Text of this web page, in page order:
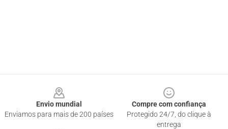
Envio mundial
Enviamos para mais de 200 países
Compre com confiança
Protegido 24/7, do clique à
entrega